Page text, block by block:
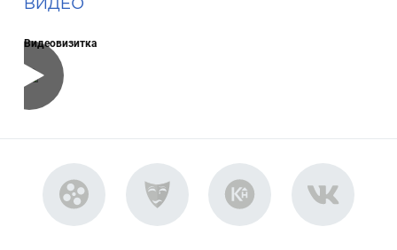
ВИДЕО
Видеовизитка